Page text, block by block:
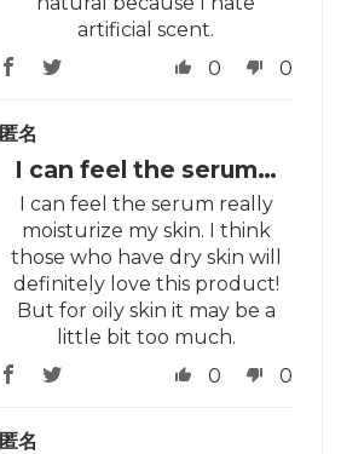
artificial scent.
0
0
匿名
I can feel the serum…
I can feel the serum really
moisturize my skin. I think
those who have dry skin will
definitely love this product!
But for oily skin it may be a
little bit too much.
0
0
匿名